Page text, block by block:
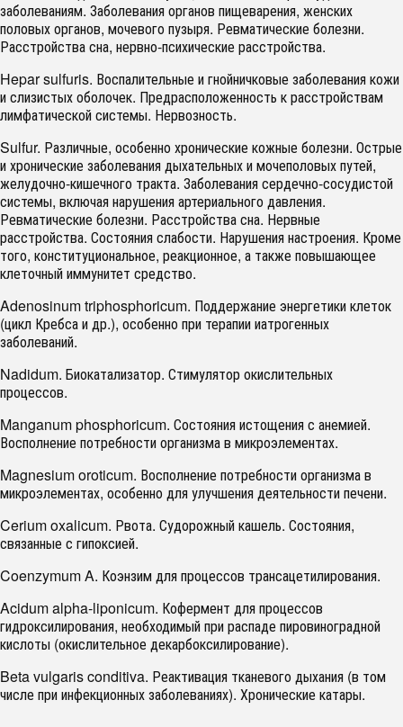
заболеваниям. Заболевания органов пищеварения, женских
половых органов, мочевого пузыря. Ревматические болезни.
Расстройства сна, нервно-психические расстройства.
Hepar sulfuris. Воспалительные и гнойничковые заболевания кожи
и слизистых оболочек. Предрасположенность к расстройствам
лимфатической системы. Нервозность.
Sulfur. Различные, особенно хронические кожные болезни. Острые
и хронические заболевания дыхательных и мочеполовых путей,
желудочно-кишечного тракта. Заболевания сердечно-сосудистой
системы, включая нарушения артериального давления.
Ревматические болезни. Расстройства сна. Нервные
расстройства. Состояния слабости. Нарушения настроения. Кроме
того, конституциональное, реакционное, а также повышающее
клеточный иммунитет средство.
Adenosinum triphosphoricum. Поддержание энергетики клеток
(цикл Кребса и др.), особенно при терапии иатрогенных
заболеваний.
Nadidum. Биокатализатор. Стимулятор окислительных
процессов.
Manganum phosphoricum. Состояния истощения с анемией.
Восполнение потребности организма в микроэлементах.
Magnesium oroticum. Восполнение потребности организма в
микроэлементах, особенно для улучшения деятельности печени.
Cerium oxalicum. Рвота. Судорожный кашель. Состояния,
связанные с гипоксией.
Coenzymum A. Коэнзим для процессов трансацетилирования.
Acidum alpha-liponicum. Кофермент для процессов
гидроксилирования, необходимый при распаде пировиноградной
кислоты (окислительное декарбоксилирование).
Beta vulgaris conditiva. Реактивация тканевого дыхания (в том
числе при инфекционных заболеваниях). Хронические катары.